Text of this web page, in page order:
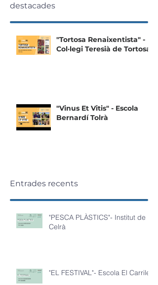
destacades
"Tortosa Renaixentista" -
Col·legi Teresià de Tortosa
"Vinus Et Vitis" - Escola
Bernardí Tolrà
Entrades recents
"PESCA PLÀSTICS"- Institut de
Celrà
"EL FESTIVAL"- Escola El Carrilet